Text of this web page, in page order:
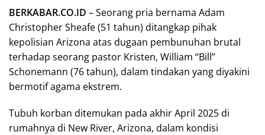
BERKABAR.CO.ID – Seorang pria bernama Adam
Christopher Sheafe (51 tahun) ditangkap pihak
kepolisian Arizona atas dugaan pembunuhan brutal
terhadap seorang pastor Kristen, William “Bill”
Schonemann (76 tahun), dalam tindakan yang diyakini
bermotif agama ekstrem.
Tubuh korban ditemukan pada akhir April 2025 di
rumahnya di New River, Arizona, dalam kondisi